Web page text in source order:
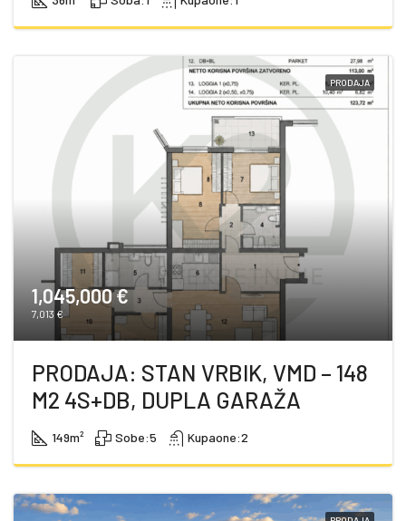
PRODAJA
1,045,000 €
7,013 €
PRODAJA: STAN VRBIK, VMD – 148
M2 4S+DB, DUPLA GARAŽA
149m² Sobe:5 Kupaone:2